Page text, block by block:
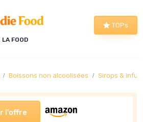
LA FOOD
TOPs
Boissons non alcoolisées Sirops &
l'offre
cookies